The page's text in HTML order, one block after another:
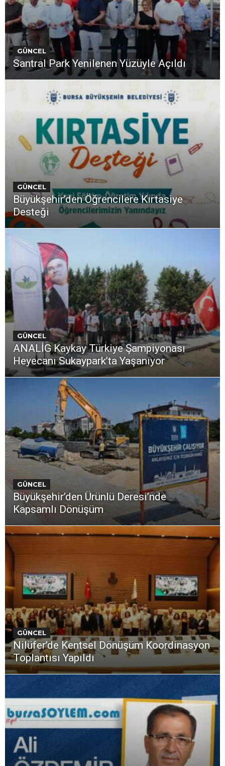
GÜNCEL
Santral Park Yenilenen Yüzüyle Açıldı
GÜNCEL
Büyükşehir’den Öğrencilere Kırtasiye
Desteği
GÜNCEL
ANALİG Kaykay Türkiye Şampiyonası
Heyecanı Sukaypark’ta Yaşanıyor
GÜNCEL
Büyükşehir’den Ürünlü Deresi’nde
Kapsamlı Dönüşüm
GÜNCEL
Nilüfer’de Kentsel Dönüşüm Koordinasyon
Toplantısı Yapıldı